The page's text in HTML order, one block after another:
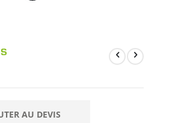
AU DEVIS